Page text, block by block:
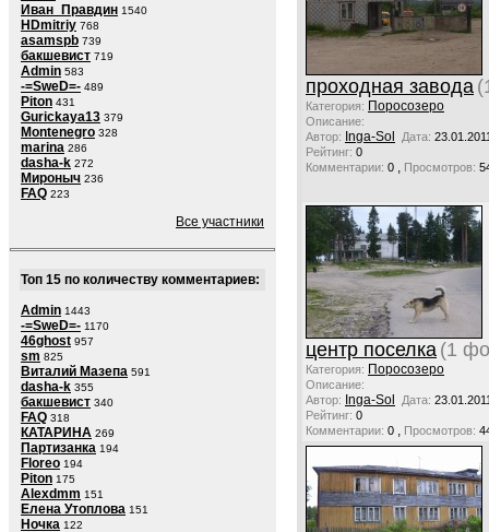
Иван_Правдин 1540
HDmitriy 768
asamspb 739
бакшевист 719
Admin 583
-=SweD=- 489
Piton 431
Gurickaya13 379
Montenegro 328
marina 286
dasha-k 272
Мироныч 236
FAQ 223
Все участники
Топ 15 по количеству комментариев:
Admin 1443
-=SweD=- 1170
46ghost 957
sm 825
Виталий Мазепа 591
dasha-k 355
бакшевист 340
FAQ 318
КАТАРИНА 269
Партизанка 194
Floreo 194
Piton 175
Alexdmm 151
Елена Утоплова 151
Ночка 122
проходная завода
Категория: Поросозеро
Описание:
Автор: Inga-Sol Дата:
Рейтинг: 0
Комментарии: 0 , Просмотров:
центр поселка (1
Категория: Поросозеро
Описание:
Автор: Inga-Sol Дата:
Рейтинг: 0
Комментарии: 0 , Просмотров: